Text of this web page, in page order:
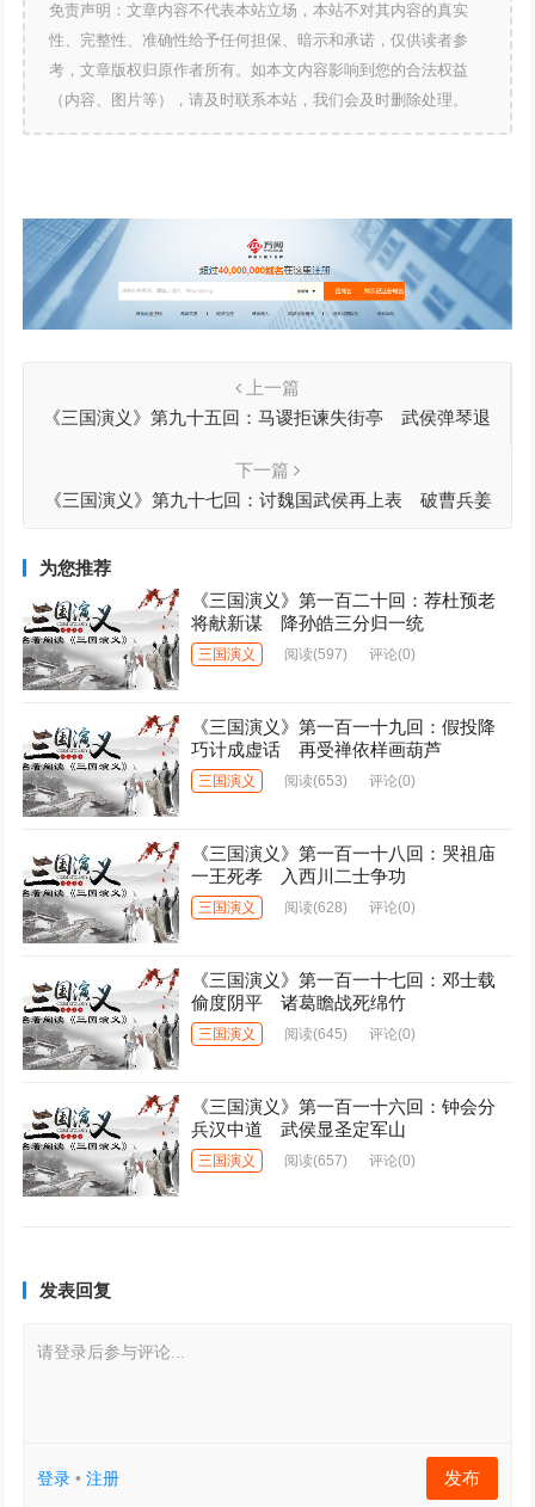
免责声明：文章内容不代表本站立场，本站不对其内容的真实
性、完整性、准确性给予任何担保、暗示和承诺，仅供读者参
考，文章版权归原作者所有。如本文内容影响到您的合法权益
（内容、图片等），请及时联系本站，我们会及时删除处理。
上一篇
《三国演义》第九十五回：马谡拒谏失街亭 武侯弹琴退
下一篇
《三国演义》第九十七回：讨魏国武侯再上表 破曹兵姜
为您推荐
《三国演义》第一百二十回：荐杜预老
将献新谋 降孙皓三分归一统
三国演义 阅读(597) 评论(0)
《三国演义》第一百一十九回：假投降
巧计成虚话 再受禅依样画葫芦
三国演义 阅读(653) 评论(0)
《三国演义》第一百一十八回：哭祖庙
一王死孝 入西川二士争功
三国演义 阅读(628) 评论(0)
《三国演义》第一百一十七回：邓士载
偷度阴平 诸葛瞻战死绵竹
三国演义 阅读(645) 评论(0)
《三国演义》第一百一十六回：钟会分
兵汉中道 武侯显圣定军山
三国演义 阅读(657) 评论(0)
发表回复
请登录后参与评论...
登录 •注册 发布